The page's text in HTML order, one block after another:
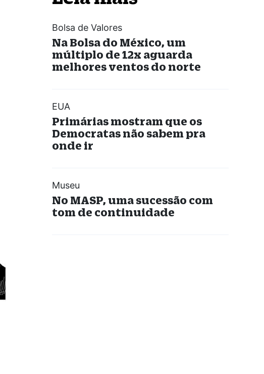
Bolsa de Valores
Na Bolsa do México, um
múltiplo de 12x aguarda
melhores ventos do norte
EUA
Primárias mostram que os
Democratas não sabem pra
onde ir
Museu
No MASP, uma sucessão com
tom de continuidade